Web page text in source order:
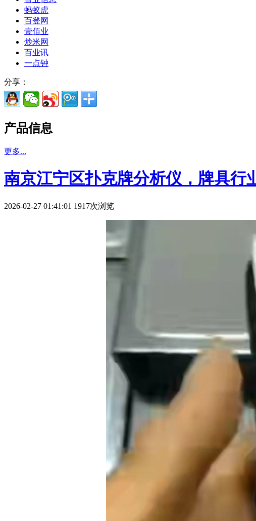
蚂蚁虎
百登网
壹佰业
炒米网
百业讯
一点钟
分享：
产品信息
更多...
南京江宁区扑克牌分析仪，牌具行
2026-02-27 01:41:01 1917次浏览